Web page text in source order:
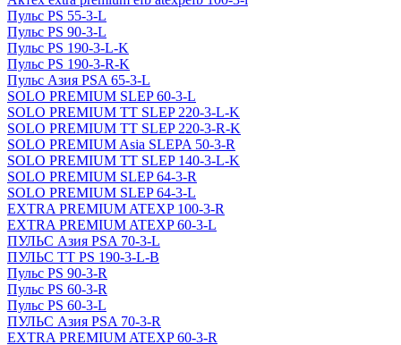
Пульс PS 55-3-L
Пульс PS 90-3-L
Пульс PS 190-3-L-K
Пульс PS 190-3-R-K
Пульс Азия PSA 65-3-L
SOLO PREMIUM SLEP 60-3-L
SOLO PREMIUM ТТ SLEP 220-3-L-K
SOLO PREMIUM ТТ SLEP 220-3-R-K
SOLO PREMIUM Asia SLEPA 50-3-R
SOLO PREMIUM ТТ SLEP 140-3-L-K
SOLO PREMIUM SLEP 64-3-R
SOLO PREMIUM SLEP 64-3-L
EXTRA PREMIUM ATEXP 100-3-R
EXTRA PREMIUM ATEXP 60-3-L
ПУЛЬС Азия PSA 70-3-L
ПУЛЬС ТТ PS 190-3-L-B
Пульс PS 90-3-R
Пульс PS 60-3-R
Пульс PS 60-3-L
ПУЛЬС Азия PSA 70-3-R
EXTRA PREMIUM ATEXP 60-3-R